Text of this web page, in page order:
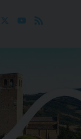
LinkedIn YouTube